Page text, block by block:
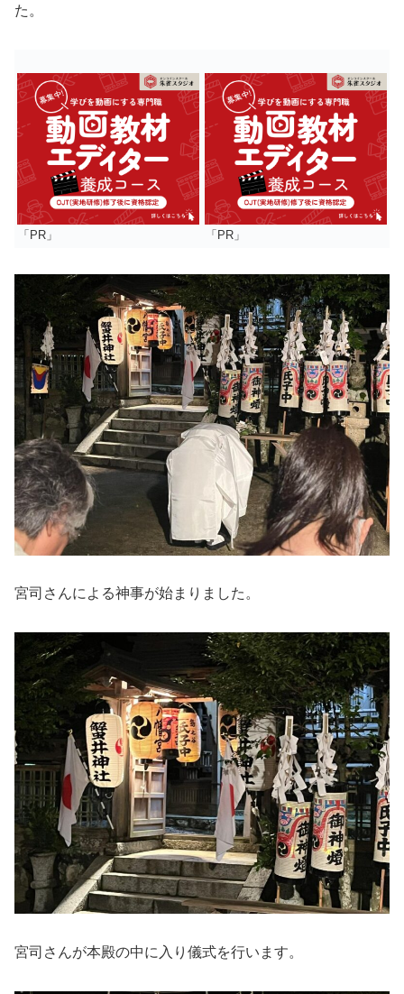
た。
「PR」 「PR」
宮司さんによる神事が始まりました。
宮司さんが本殿の中に入り儀式を行います。